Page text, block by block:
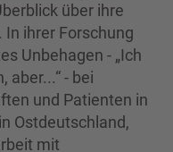
über ihre
ihrer Forschung
Unbehagen - „Ich
aber...“ - bei
und Patienten in
Ostdeutschland,
mit